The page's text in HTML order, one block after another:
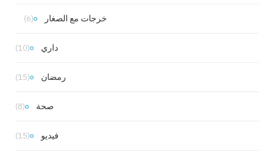
خرجات مع الصغار (6)
داري (10)
رمضان (15)
صحة (8)
فيديو (15)